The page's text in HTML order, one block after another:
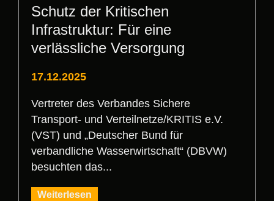
Schutz der Kritischen
Infrastruktur: Für eine
verlässliche Versorgung
17.12.2025
Vertreter des Verbandes Sichere
Transport- und Verteilnetze/KRITIS e.V.
(VST) und „Deutscher Bund für
verbandliche Wasserwirtschaft“ (DBVW)
besuchten das...
Weiterlesen